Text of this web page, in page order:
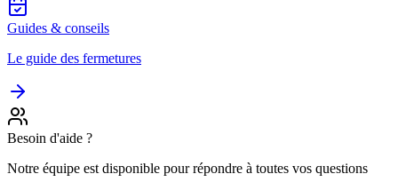
Guides & conseils
Le guide des fermetures
Besoin d'aide ?
Notre équipe est disponible pour répondre à toutes vos questions